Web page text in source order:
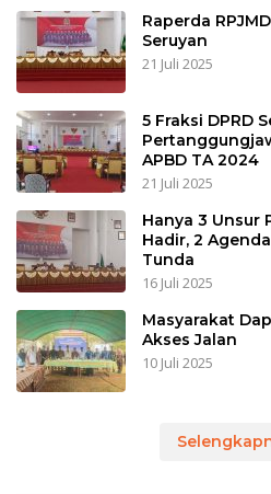
Raperda
Seruyan
21 Juli 2025
5 Fraksi DPRD
APBD TA 2024
21 Juli 2025
Hanya 3 Unsur
Hadir, 2
Tunda
16 Juli 2025
Masyarakat
Akses Jalan
10 Juli 2025